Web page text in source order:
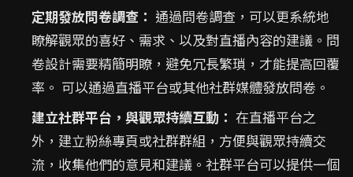
定期發放問卷調查： 通過問卷調查，可以更系統地
瞭解觀眾的喜好、需求、以及對直播內容的建議。問
卷設計需要精簡明瞭，避免冗長繁瑣，才能提高回覆
率。 可以通過直播平台或其他社群媒體發放問卷。
建立社群平台，與觀眾持續互動： 在直播平台之
外，建立粉絲專頁或社群群組，方便與觀眾持續交
流，收集他們的意見和建議。社群平台可以提供一個